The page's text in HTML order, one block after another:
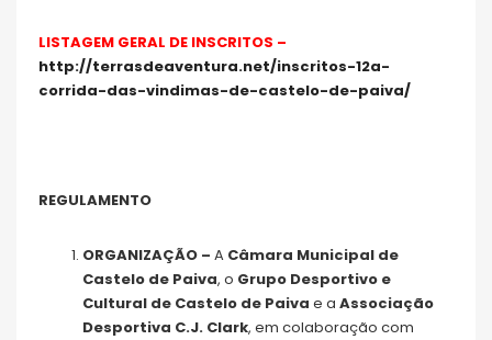
LISTAGEM GERAL DE INSCRITOS –
http://terrasdeaventura.net/inscritos-12a-
corrida-das-vindimas-de-castelo-de-paiva/
REGULAMENTO
ORGANIZAÇÃO – A Câmara Municipal de
Castelo de Paiva, o Grupo Desportivo e
Cultural de Castelo de Paiva e a Associação
Desportiva C.J. Clark, em colaboração com